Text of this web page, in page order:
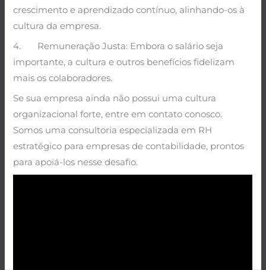
crescimento e aprendizado contínuo, alinhando-os à
cultura da empresa.
4. Remuneração Justa: Embora o salário seja
importante, a cultura e outros benefícios fidelizam
mais os colaboradores.
Se sua empresa ainda não possui uma cultura
organizacional forte, entre em contato conosco.
Somos uma consultoria especializada em RH
estratégico para empresas de contabilidade, prontos
para apoiá-los nesse desafio.